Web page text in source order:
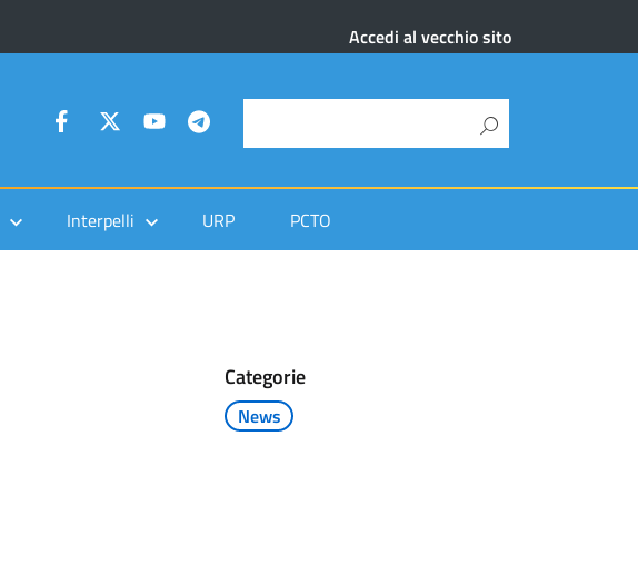
Accedi al vecchio sito
Interpelli URP PCTO
Categorie
News